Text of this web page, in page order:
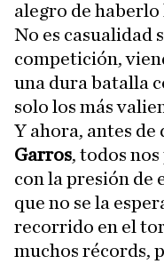
alegro de haberlo
No es casualidad
competición,
una dura batalla
solo los más
Y ahora, antes de
Garros, todos
con la presión de
que no se la
recorrido en el
muchos récords,